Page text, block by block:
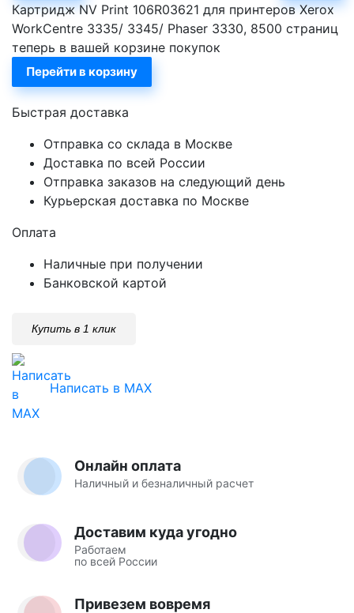
Картридж NV Print 106R03621 для принтеров Xerox
WorkCentre 3335/ 3345/ Phaser 3330, 8500 страниц
теперь в вашей корзине покупок
Перейти в корзину
Быстрая доставка
Отправка со склада в Москве
Доставка по всей России
Отправка заказов на следующий день
Курьерская доставка по Москве
Оплата
Наличные при получении
Банковской картой
Купить в 1 клик
Написать в MAX
Онлайн оплата
Наличный и безналичный расчет
Доставим куда угодно
Работаем
по всей России
Привезем вовремя